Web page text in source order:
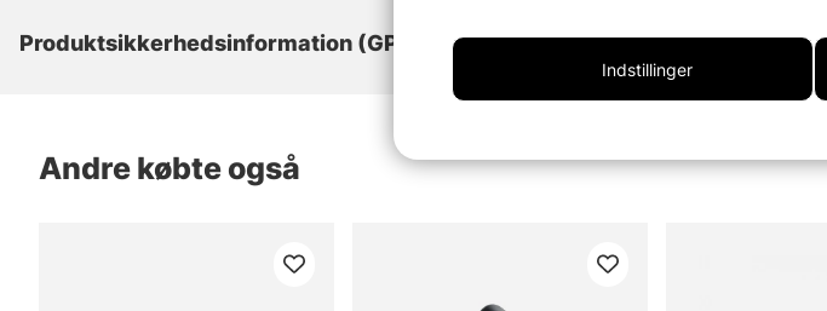
Produktsikkerhedsinformation (GPSR)
Andre købte også
Indstillinger